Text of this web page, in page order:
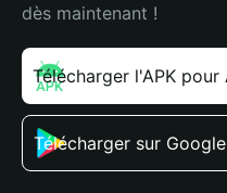
dès maintenant !
Télécharger l'APK pour
Télécharger sur